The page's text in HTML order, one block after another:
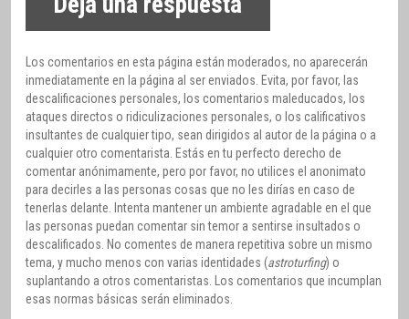
Los comentarios en esta página están moderados, no aparecerán
inmediatamente en la página al ser enviados. Evita, por favor, las
descalificaciones personales, los comentarios maleducados, los
ataques directos o ridiculizaciones personales, o los calificativos
insultantes de cualquier tipo, sean dirigidos al autor de la página o a
cualquier otro comentarista. Estás en tu perfecto derecho de
comentar anónimamente, pero por favor, no utilices el anonimato
para decirles a las personas cosas que no les dirías en caso de
tenerlas delante. Intenta mantener un ambiente agradable en el que
las personas puedan comentar sin temor a sentirse insultados o
descalificados. No comentes de manera repetitiva sobre un mismo
tema, y mucho menos con varias identidades (astroturfing) o
suplantando a otros comentaristas. Los comentarios que incumplan
esas normas básicas serán eliminados.